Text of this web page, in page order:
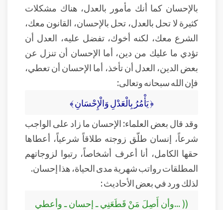
بالإحسان كما أنك مأمور بالعدل، هناك مشكلات
كثيرة لا تحل بالعدل، تحل بالإحسان، القانون معك،
الشرع معك، لكنه أخوك، تفضل عليه، العدل أن
تؤدي ما عليك من دين، أما الإحسان أن تنزل عن
بعض الدين، العدل أن تأخذ، أما الإحسان أن تعطي،
فإن الله سبحانه وتعالى:
﴿ يَأْمُرُ بِالْعَدْلِ وَالْإِحْسَانِ ﴾
وقد قال بعض العلماء: الإحسان ما زاد على الواجب
شرعاً، إنسان طلّق زوجته طلاقاً شرعياً، أعطاها
حقها الكامل، أنا أعرف أشخاصاً، رتبوا لزوجاتهم
المطلقات رواتب شهرية مدى الحياة، هذا إحسان.
لذلك ورد في بعض الأحاديث :
(( ...وأن أَصِلَ مَنْ قَطَعَنِي ـ إحسان ـ وأعطي